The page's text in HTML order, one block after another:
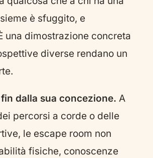
è sfuggito, e
una dimostrazione concreta
diverse rendano un
dalla sua concezione. A
percorsi a corde o delle
le escape room non
fisiche, conoscenze